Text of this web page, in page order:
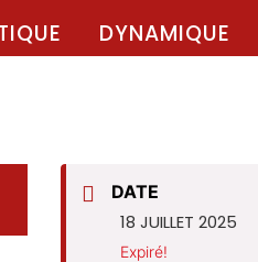
DYNAMIQUE
DATE
18 JUILLET 2025
Expiré!